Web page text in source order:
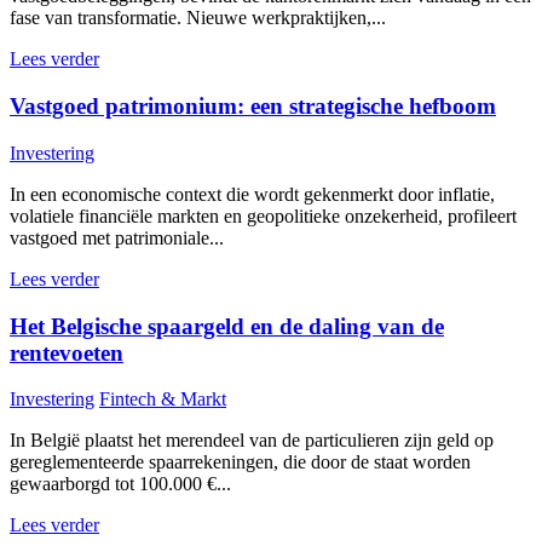
fase van transformatie. Nieuwe werkpraktijken,...
Lees verder
Vastgoed patrimonium: een strategische hefboom
Investering
In een economische context die wordt gekenmerkt door inflatie,
volatiele financiële markten en geopolitieke onzekerheid, profileert
vastgoed met patrimoniale...
Lees verder
Het Belgische spaargeld en de daling van de
rentevoeten
Investering Fintech & Markt
In België plaatst het merendeel van de particulieren zijn geld op
gereglementeerde spaarrekeningen, die door de staat worden
gewaarborgd tot 100.000 €...
Lees verder